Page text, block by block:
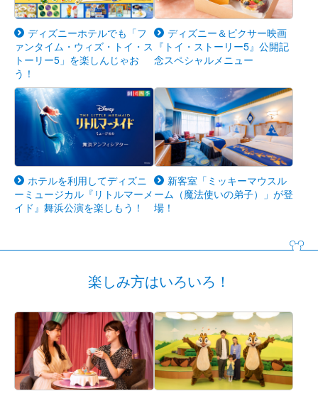
ディズニーホテルでも「フ
ァンタイム・ウィズ・トイ・ス
トーリー5」を楽しんじゃお
う！
ディズニー＆ピクサー映画
『トイ・ストーリー5』公開記
念スペシャルメニュー
ホテルを利用してディズニ
ーミュージカル『リトルマーメ
イド』舞浜公演を楽しもう！
新客室「ミッキーマウスル
ーム（魔法使いの弟子）」が登
場！
楽しみ方はいろいろ！